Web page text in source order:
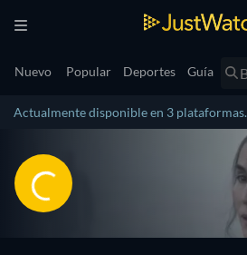
Nuevo Popular Deportes Guía
Actualmente disponible en 3 plataformas.